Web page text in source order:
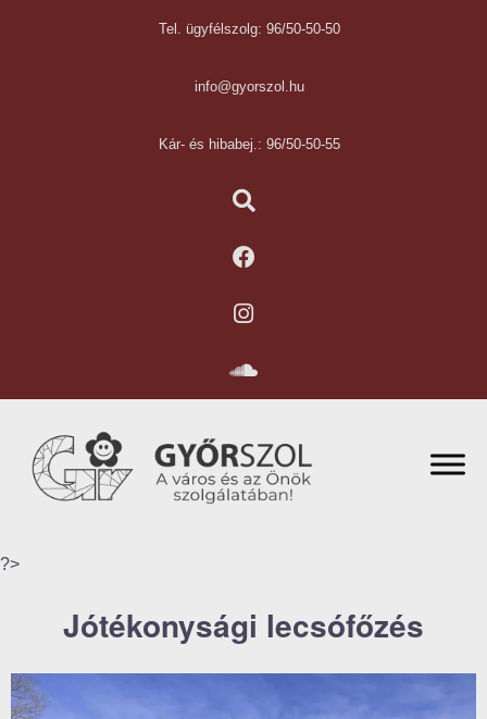
Tel. ügyfélszolg: 96/50-50-50
info@gyorszol.hu
Kár- és hibabej.: 96/50-50-55
?>
Jótékonysági lecsófőzés